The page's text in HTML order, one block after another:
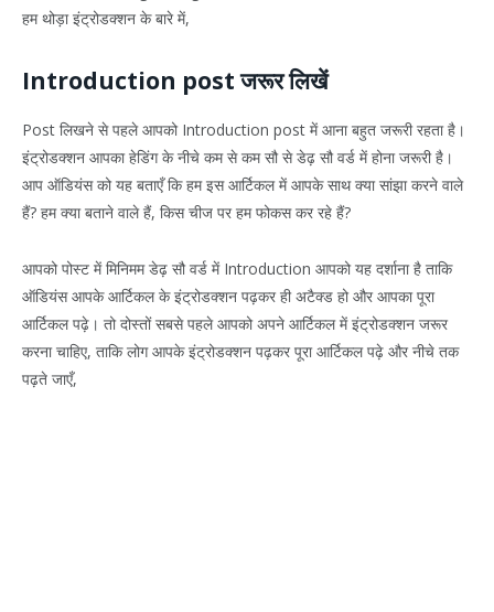
हम थोड़ा इंट्रोडक्शन के बारे में,
Introduction post जरूर लिखें
Post लिखने से पहले आपको Introduction post में आना बहुत जरूरी रहता है।
इंट्रोडक्शन आपका हेडिंग के नीचे कम से कम सौ से डेढ़ सौ वर्ड में होना जरूरी है।
आप ऑडियंस को यह बताएँ कि हम इस आर्टिकल में आपके साथ क्या सांझा करने वाले
हैं? हम क्या बताने वाले हैं, किस चीज पर हम फोकस कर रहे हैं?
आपको पोस्ट में मिनिमम डेढ़ सौ वर्ड में Introduction आपको यह दर्शाना है ताकि
ऑडियंस आपके आर्टिकल के इंट्रोडक्शन पढ़कर ही अटैक्ड हो और आपका पूरा
आर्टिकल पढ़े। तो दोस्तों सबसे पहले आपको अपने आर्टिकल में इंट्रोडक्शन जरूर
करना चाहिए, ताकि लोग आपके इंट्रोडक्शन पढ़कर पूरा आर्टिकल पढ़े और नीचे तक
पढ़ते जाएँ,